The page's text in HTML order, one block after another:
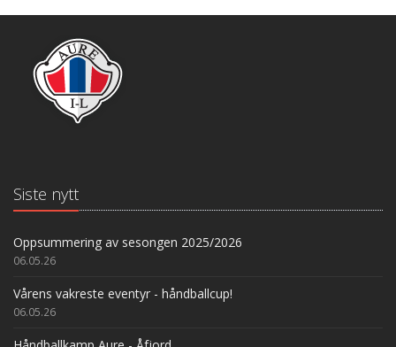
Siste nytt
Oppsummering av sesongen 2025/2026
06.05.26
Vårens vakreste eventyr - håndballcup!
06.05.26